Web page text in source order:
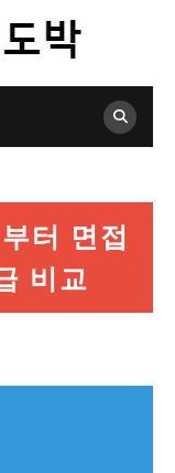
터 면접
비교